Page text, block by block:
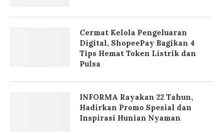
Cermat Kelola Pengeluaran
Digital, ShopeePay Bagikan 4
Tips Hemat Token Listrik dan
Pulsa
INFORMA Rayakan 22 Tahun,
Hadirkan Promo Spesial dan
Inspirasi Hunian Nyaman